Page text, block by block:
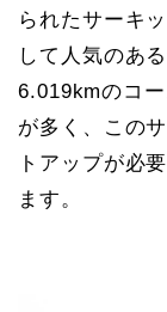
られたサーキ
して人気のあ
6.019kmのコ
が多く、この
トアップが必
ます。